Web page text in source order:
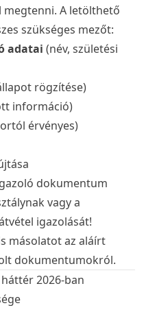
megtenni. A letölthető
szükséges mezőt:
adatai (név, születési
rögzítése)
információ)
érvényes)
dokumentum
vagy a
igazolását!
másolatot az aláírt
dokumentumokról.
2026-ban